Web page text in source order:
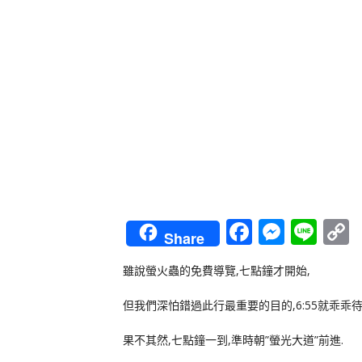
Share Facebook
Line
雖說螢火蟲的免費導覽,七點鐘才開始,
但我們深怕錯過此行最重要的目的,6:55就乖乖
果不其然,七點鐘一到,準時朝”螢光大道”前進.